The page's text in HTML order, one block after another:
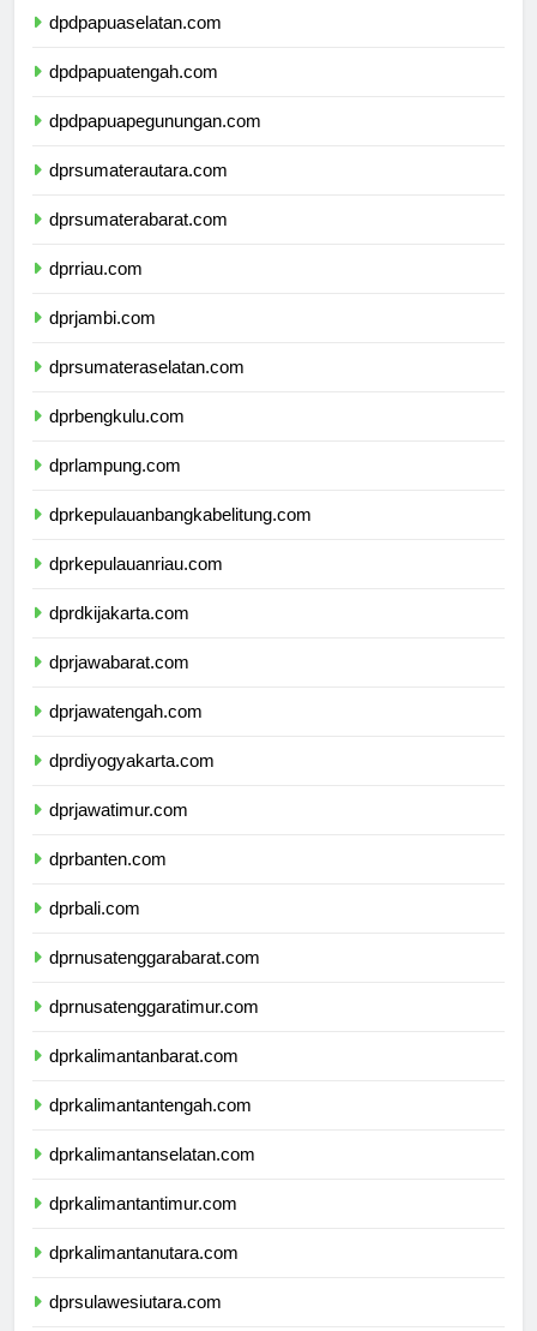
dpdpapuaselatan.com
dpdpapuatengah.com
dpdpapuapegunungan.com
dprsumaterautara.com
dprsumaterabarat.com
dprriau.com
dprjambi.com
dprsumateraselatan.com
dprbengkulu.com
dprlampung.com
dprkepulauanbangkabelitung.com
dprkepulauanriau.com
dprdkijakarta.com
dprjawabarat.com
dprjawatengah.com
dprdiyogyakarta.com
dprjawatimur.com
dprbanten.com
dprbali.com
dprnusatenggarabarat.com
dprnusatenggaratimur.com
dprkalimantanbarat.com
dprkalimantantengah.com
dprkalimantanselatan.com
dprkalimantantimur.com
dprkalimantanutara.com
dprsulawesiutara.com